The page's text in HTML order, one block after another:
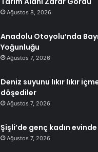
Ağustos 8, 2026
Anadolu Otoyolu’nda
Yoğunluğu
Ağustos 7, 2026
Deniz suyunu lıkır lıkır
döşediler
Ağustos 7, 2026
Şişli’de genç kadın
Ağustos 7, 2026